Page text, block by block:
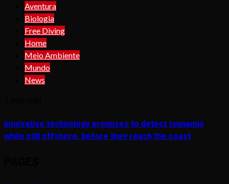
Aventura
Biologia
Free Diving
Home
Meio Ambiente
Mundo
News
Innovative technology promises to detect tsunamis
while still offshore, before they reach the coast